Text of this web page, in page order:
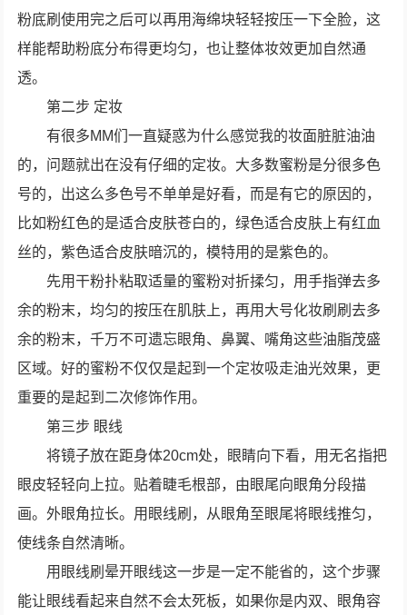
粉底刷使用完之后可以再用海绵块轻轻按压一下全脸，这
样能帮助粉底分布得更均匀，也让整体妆效更加自然通
透。
第二步 定妆
有很多MM们一直疑惑为什么感觉我的妆面脏脏油油
的，问题就出在没有仔细的定妆。大多数蜜粉是分很多色
号的，出这么多色号不单单是好看，而是有它的原因的，
比如粉红色的是适合皮肤苍白的，绿色适合皮肤上有红血
丝的，紫色适合皮肤暗沉的，模特用的是紫色的。
先用干粉扑粘取适量的蜜粉对折揉匀，用手指弹去多
余的粉末，均匀的按压在肌肤上，再用大号化妆刷刷去多
余的粉末，千万不可遗忘眼角、鼻翼、嘴角这些油脂茂盛
区域。好的蜜粉不仅仅是起到一个定妆吸走油光效果，更
重要的是起到二次修饰作用。
第三步 眼线
将镜子放在距身体20cm处，眼睛向下看，用无名指把
眼皮轻轻向上拉。贴着睫毛根部，由眼尾向眼角分段描
画。外眼角拉长。用眼线刷，从眼角至眼尾将眼线推匀，
使线条自然清晰。
用眼线刷晕开眼线这一步是一定不能省的，这个步骤
能让眼线看起来自然不会太死板，如果你是内双、眼角容